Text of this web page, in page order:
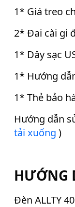
1* Giá treo
2* Đai cài gi
1* Dây sạc
1* Hướng
1* Thẻ bảo
Hướng dẫn
tải xuống )
HƯỚNG
Đèn ALLTY